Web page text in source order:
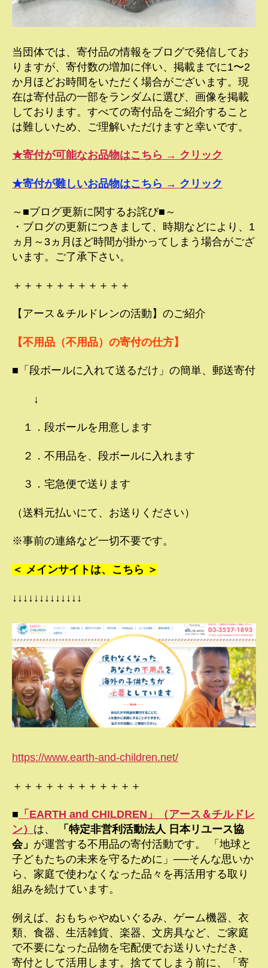
当団体では、寄付品の情報をブログで発信してお
りますが、寄付数の増加に伴い、掲載までに1〜2
か月ほどお時間をいただく場合がございます。現
在は寄付品の一部をランダムに選び、画像を掲載
しております。すべての寄付品をご紹介すること
は難しいため、ご理解いただけますと幸いです。
★寄付が可能なお品物はこちら → クリック
★寄付が難しいお品物はこちら → クリック
～■ブログ更新に関するお詫び■～
・ブログの更新につきまして、時期などにより、1
ヵ月～3ヵ月ほど時間が掛かってしまう場合がござ
います。ご了承下さい。
＋＋＋＋＋＋＋＋＋＋＋
【アース＆チルドレンの活動】のご紹介
【不用品（不用品）の寄付の仕方】
■「段ボールに入れて送るだけ」の簡単、郵送寄付
↓
１．段ボールを用意します
２．不用品を、段ボールに入れます
３．宅急便で送ります
（送料元払いにて、お送りください）
※事前の連絡など一切不要です。
＜ メインサイトは、こちら ＞
↓↓↓↓↓↓↓↓↓↓↓↓↓
https://www.earth-and-children.net/
＋＋＋＋＋＋＋＋＋＋＋＋
■ 「EARTH and CHILDREN」（アース＆チルドレ
ン） は、
「特定非営利活動法人 日本リユース協
会」 が運営する不用品の寄付活動です。 「地球と
子どもたちの未来を守るために」──そんな思いか
ら、家庭で使わなくなった品々を再活用する取り
組みを続けています。
例えば、おもちゃやぬいぐるみ、ゲーム機器、衣
類、食器、生活雑貨、楽器、文房具など、ご家庭
で不要になった品物を宅配便でお送りいただき、
寄付として活用します。捨ててしまう前に、「寄